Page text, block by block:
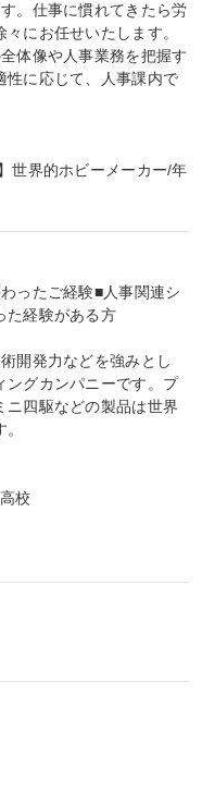
。仕事に慣れてきたら労
にお任せいたします。
体像や人事業務を把握す
性に応じて、人事課内で
世界的ホビーメーカー/年
ったご経験■人事関連シ
た経験がある方
開発力などを強みとし
ングカンパニーです。プ
ニ四駆などの製品は世界
校